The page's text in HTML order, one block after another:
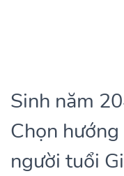
Sinh năm
Chọn
người tuổi